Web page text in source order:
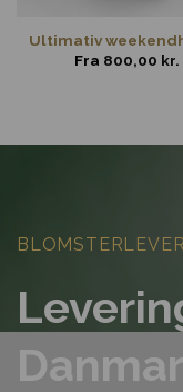
Ultimativ
Fra 800,00 kr.